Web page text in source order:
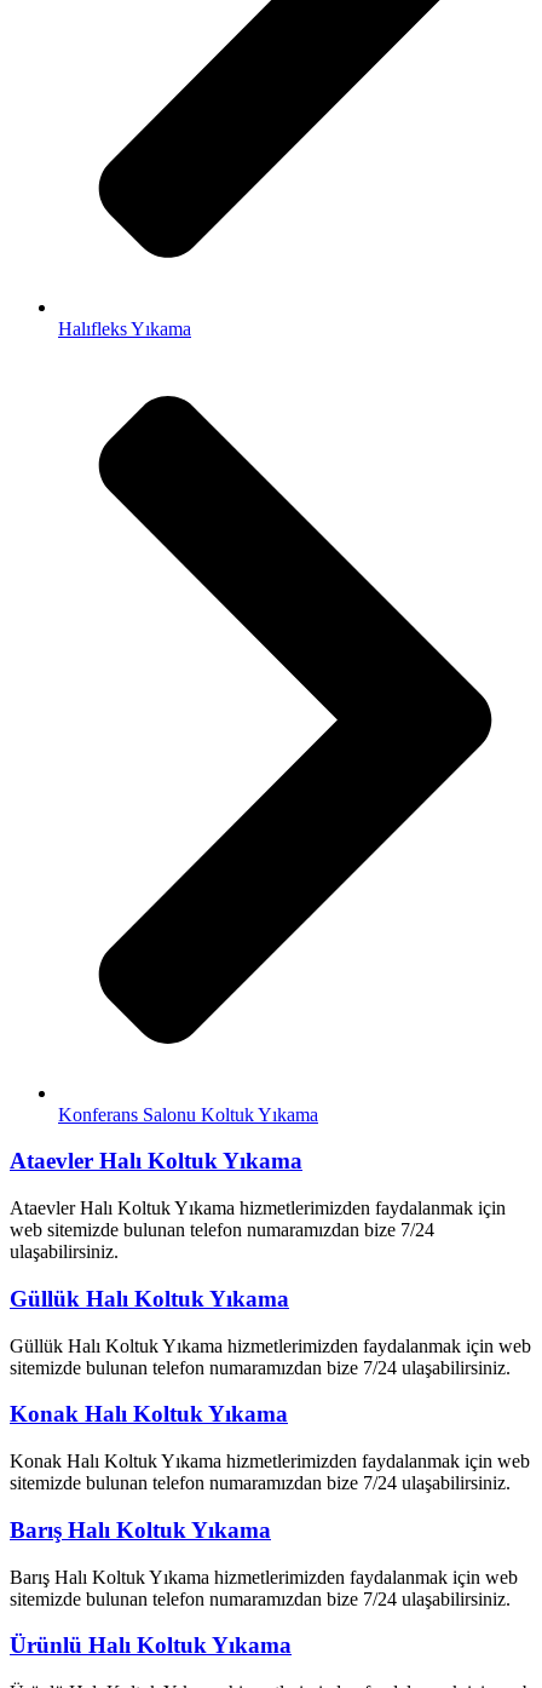
Halıfleks Yıkama
Konferans Salonu Koltuk Yıkama
Ataevler Halı Koltuk Yıkama
Ataevler Halı Koltuk Yıkama hizmetlerimizden faydalanmak için
web sitemizde bulunan telefon numaramızdan bize 7/24
ulaşabilirsiniz.
Güllük Halı Koltuk Yıkama
Güllük Halı Koltuk Yıkama hizmetlerimizden faydalanmak için web
sitemizde bulunan telefon numaramızdan bize 7/24 ulaşabilirsiniz.
Konak Halı Koltuk Yıkama
Konak Halı Koltuk Yıkama hizmetlerimizden faydalanmak için web
sitemizde bulunan telefon numaramızdan bize 7/24 ulaşabilirsiniz.
Barış Halı Koltuk Yıkama
Barış Halı Koltuk Yıkama hizmetlerimizden faydalanmak için web
sitemizde bulunan telefon numaramızdan bize 7/24 ulaşabilirsiniz.
Ürünlü Halı Koltuk Yıkama